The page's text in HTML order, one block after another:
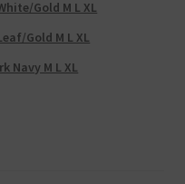
Gold M L XL
Gold M L XL
Navy M L XL